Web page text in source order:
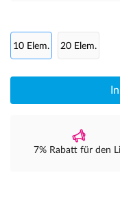
10 Elem. 20 Elem.
7% Rabatt für den